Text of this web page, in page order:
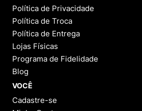
Política de Privacidade
Política de Troca
Política de Entrega
Lojas Físicas
Programa de Fidelidade
Blog
VOCÊ
Cadastre-se